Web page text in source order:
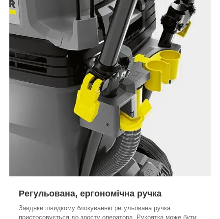
Регульована, ергономічна ручка
Завдяки швидкому блокуванню регульована ручка
пристосовується до зросту оператора. Рукоятка може бути